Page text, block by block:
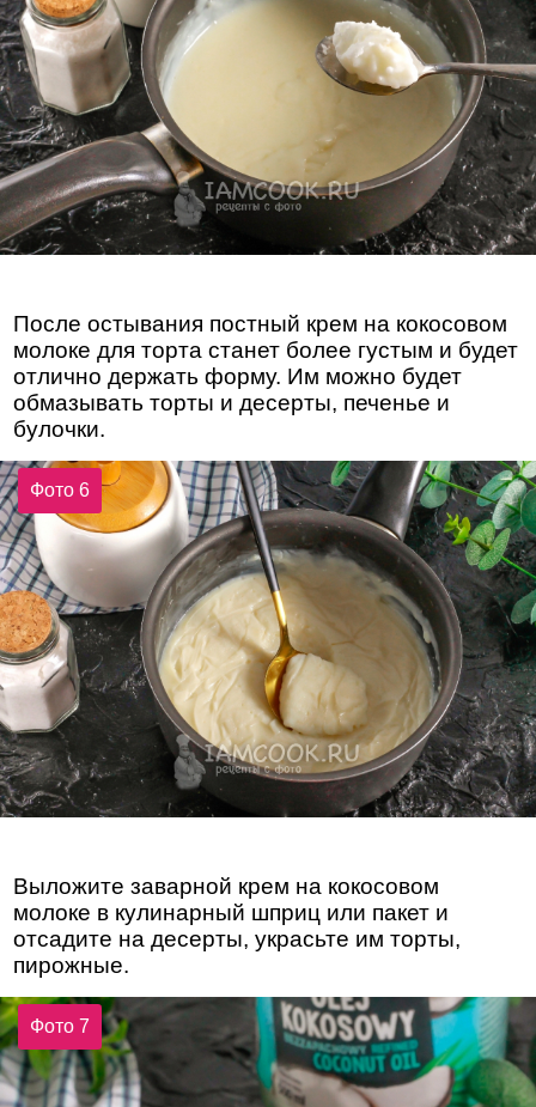
После остывания постный крем на кокосовом
молоке для торта станет более густым и будет
отлично держать форму. Им можно будет
обмазывать торты и десерты, печенье и
булочки.
Фото 6
Выложите заварной крем на кокосовом
молоке в кулинарный шприц или пакет и
отсадите на десерты, украсьте им торты,
пирожные.
Фото 7